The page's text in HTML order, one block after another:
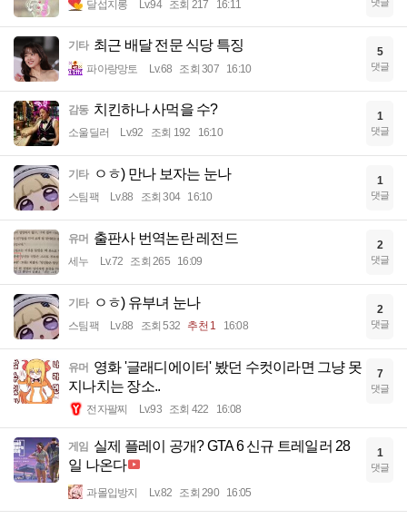
달섭지롱 Lv.94 조회 217 16:11 댓글
기타 최근 배달 전문 식당 특징
파아랑망토 Lv.68 조회 307 16:10
5
댓글
감동 치킨하나 사먹을 수?
소울딜러 Lv.92 조회 192 16:10
1
댓글
기타 ㅇㅎ) 만나 보자는 눈나
스팀팩 Lv.88 조회 304 16:10
1
댓글
유머 출판사 번역논란 레전드
세누 Lv.72 조회 265 16:09
2
댓글
기타 ㅇㅎ) 유부녀 눈나
스팀팩 Lv.88 조회 532 추천 1 16:08
2
댓글
유머 영화 '글래디에이터' 봤던 수컷이라면 그냥 못
지나치는 장소..
전자팔찌 Lv.93 조회 422 16:08
7
댓글
게임
실제 플레이 공개? GTA 6 신규 트레일러 28
일 나온다
과몰입방지 Lv.82 조회 290 16:05
1
댓글